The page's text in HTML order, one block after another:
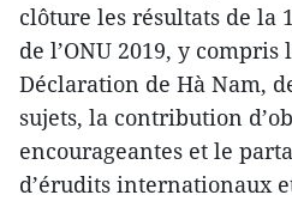
clôture les résultats de la
de l’ONU 2019, y compris
Déclaration de Hà Nam,
sujets, la contribution
encourageantes et le
d’érudits internationaux